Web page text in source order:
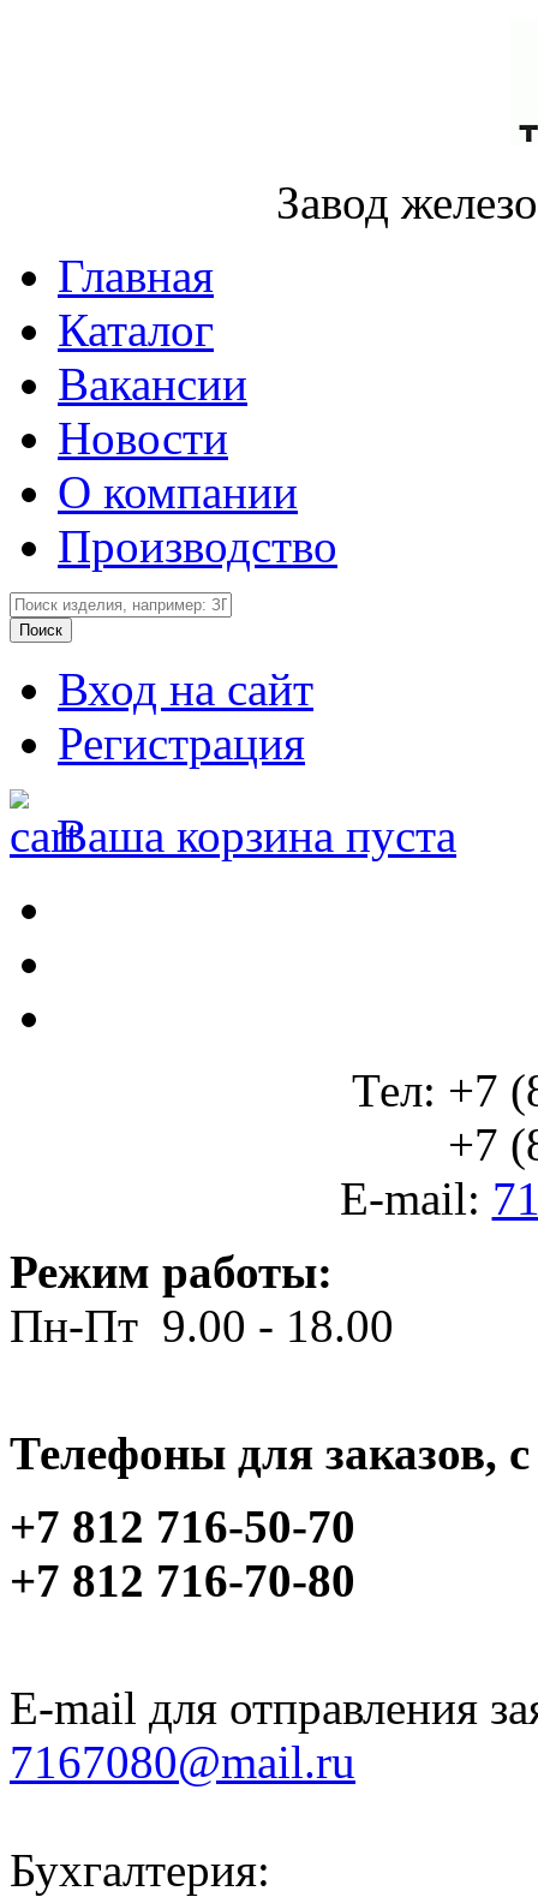
Завод
Главная
Каталог
Вакансии
Новости
О компании
Производство
Вход на сайт
Регистрация
Ваша корзина пуста
Тел: +7
+7
E-mail:
Режим работы:
Пн-Пт 9.00 - 18.00
Телефоны для заказов,
+7 812 716-50-70
+7 812 716-70-80
E-mail для отправления
7167080@mail.ru
Бухгалтерия: